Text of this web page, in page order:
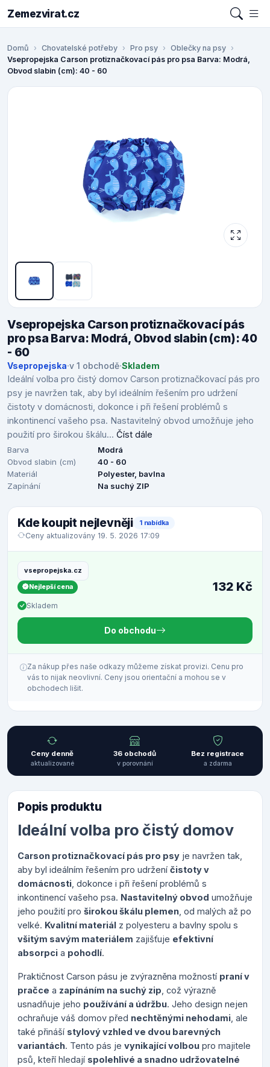
Zemezvirat.cz
Domů Chovatelské potřeby Pro psy
Oblečky na psy
Vsepropejska Carson protiznačkovací pás pro psa Barva: Modrá,
Obvod slabin (cm): 40 - 60
Vsepropejska Carson protiznačkovací pás
pro psa Barva: Modrá, Obvod slabin (cm): 40
- 60
Vsepropejska·v 1 obchodě·Skladem
Ideální volba pro čistý domov Carson protiznačkovací pás pro
psy je navržen tak, aby byl ideálním řešením pro udržení
čistoty v domácnosti, dokonce i při řešení problémů s
inkontinencí vašeho psa. Nastavitelný obvod umožňuje jeho
použití pro širokou škálu... Číst dále
Barva
Modrá
Obvod slabin (cm)
40 - 60
Materiál
Polyester, bavlna
Zapínání
Na suchý ZIP
Kde koupit nejlevněji 1 nabídka
Ceny aktualizovány 19. 5. 2026 17:09
vsepropejska.cz
Nejlepší cena
Skladem
132 Kč
Do obchodu
Za nákup přes naše odkazy můžeme získat provizi. Cenu pro
vás to nijak neovlivní. Ceny jsou orientační a mohou se v
obchodech lišit.
Ceny denně
aktualizované
36 obchodů
v porovnání
Bez registrace
a zdarma
Popis produktu
Ideální volba pro čistý domov
Carson protiznačkovací pás pro psy je navržen tak,
aby byl ideálním řešením pro udržení čistoty v
domácnosti , dokonce i při řešení problémů s
inkontinencí vašeho psa. Nastavitelný obvod umožňuje
jeho použití pro širokou škálu plemen , od malých až po
velké. Kvalitní materiál z polyesteru a bavlny spolu s
všitým savým materiálem zajišťuje efektivní
absorpci a pohodlí.
Praktičnost Carson pásu je zvýrazněna možností praní v
pračce a zapínáním na suchý zip , což výrazně
usnadňuje jeho používání a údržbu. Jeho design nejen
ochraňuje váš domov před nechtěnými nehodami , ale
také přináší stylový vzhled ve dvou barevných
variantách. Tento pás je vynikající volbou pro majitele
psů, kteří hledají spolehlivé a snadno udržovatelné